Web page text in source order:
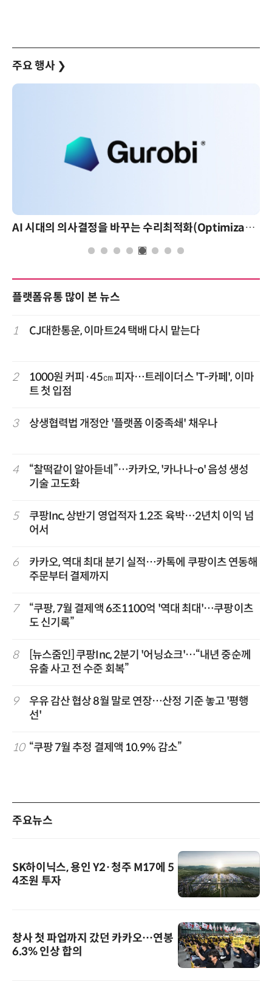
주요 행사 ❯
AI 시대의 의사결정을 바꾸는 수리최적화(Optimization): 실제 산업 적용 사례와 활용 전략
플랫폼유통 많이 본 뉴스
1 CJ대한통운, 이마트24 택배 다시 맡는다
2
1000원 커피·45㎝ 피자…트레이더스 'T-카페', 이마
트 첫 입점
3 상생협력법 개정안 '플랫폼 이중족쇄' 채우나
4
“찰떡같이 알아듣네”…카카오, '카나나-o' 음성 생성
기술 고도화
5
쿠팡Inc, 상반기 영업적자 1.2조 육박…2년치 이익 넘
어서
6
카카오, 역대 최대 분기 실적…카톡에 쿠팡이츠 연동해
주문부터 결제까지
7
“쿠팡, 7월 결제액 6조1100억 '역대 최대'…쿠팡이츠
도 신기록”
8
[뉴스줌인] 쿠팡Inc, 2분기 '어닝쇼크'…“내년 중순께
유출 사고 전 수준 회복”
9
우유 감산 협상 8월 말로 연장…산정 기준 놓고 '평행
선'
10 “쿠팡 7월 추정 결제액 10.9% 감소”
주요뉴스
SK하이닉스, 용인 Y2·청주 M17에 5
4조원 투자
창사 첫 파업까지 갔던 카카오…연봉
6.3% 인상 합의